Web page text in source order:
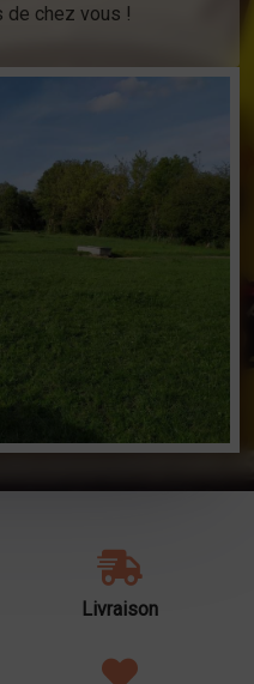
chez vous !
Livraison